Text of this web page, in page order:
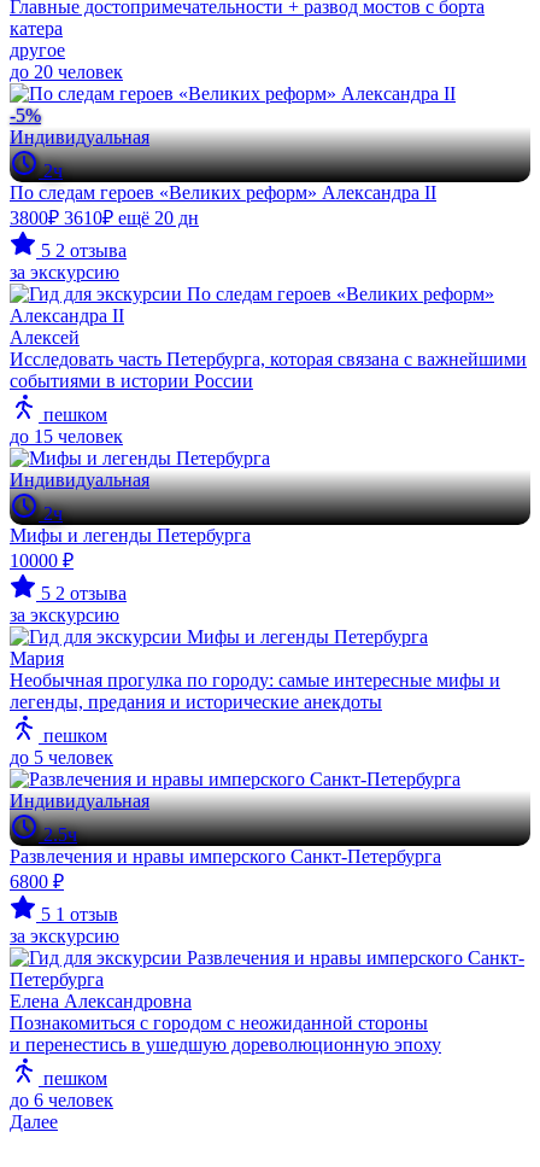
Главные достопримечательности + развод мостов с борта
катера
другое
до 20 человек
-5%
Индивидуальная
2ч
По следам героев «Великих реформ» Александра II
3800₽ 3610₽ ещё 20 дн
5 2 отзыва
за экскурсию
Алексей
Исследовать часть Петербурга, которая связана с важнейшими
событиями в истории России
пешком
до 15 человек
Индивидуальная
2ч
Мифы и легенды Петербурга
10000 ₽
5 2 отзыва
за экскурсию
Мария
Необычная прогулка по городу: самые интересные мифы и
легенды, предания и исторические анекдоты
пешком
до 5 человек
Индивидуальная
2.5ч
Развлечения и нравы имперского Санкт-Петербурга
6800 ₽
5 1 отзыв
за экскурсию
Елена Александровна
Познакомиться с городом с неожиданной стороны
и перенестись в ушедшую дореволюционную эпоху
пешком
до 6 человек
Далее